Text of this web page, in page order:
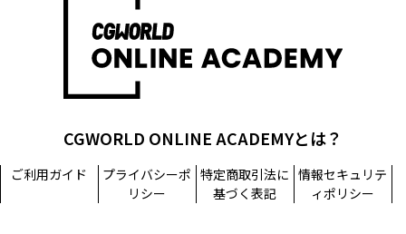
CGWORLD ONLINE ACADEMYとは？
ご利用ガイド
プライバシーポ
リシー
特定商取引法に
基づく表記
情報セキュリテ
ィポリシー